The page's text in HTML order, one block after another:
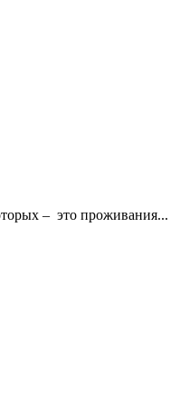
– это проживания...